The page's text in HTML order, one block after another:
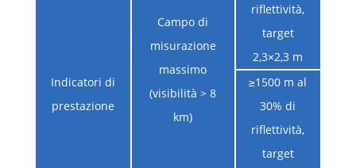
Indicatori di
prestazione
Campo di
misurazione
massimo
(visibilità > 8
km)
riflettività,
target
2,3×2,3 m
≥1500 m al
30% di
riflettività,
target